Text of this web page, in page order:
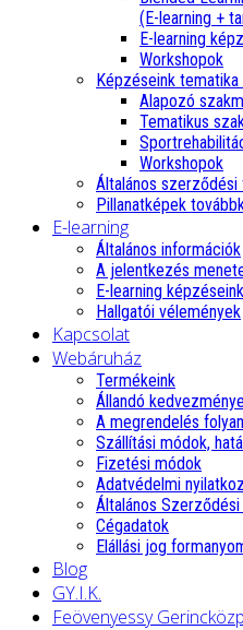
(E-learning +
E-learning
Workshopok
Képzéseink
Alapozó
Tematikus
Workshopok
Általános
Pillanatképek
E-learning
Általános információk
A jelentkezés
E-learning képzéseink
Hallgatói vélemények
Kapcsolat
Webáruház
Termékeink
Állandó
A megrendelés
Szállítási módok,
Fizetési módok
Adatvédelmi
Általános
Cégadatok
Elállási jog
Blog
GY.I.K.
Feövenyessy